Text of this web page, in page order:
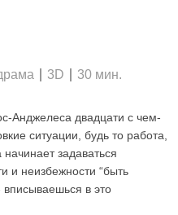
3D
30 мин.
Анджелеса двадцати с чем-
ситуации, будь то работа,
задаваться
и неизбежности “быть
вписываешься в это